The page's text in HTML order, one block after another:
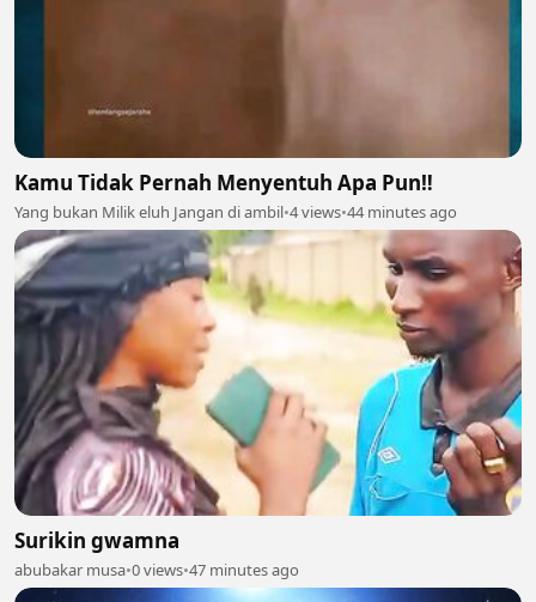
Kamu Tidak Pernah Menyentuh Apa Pun‼️
Yang bukan Milik eluh Jangan di ambil•4 views•44 minutes ago
Surikin gwamna
abubakar musa•0 views•47 minutes ago